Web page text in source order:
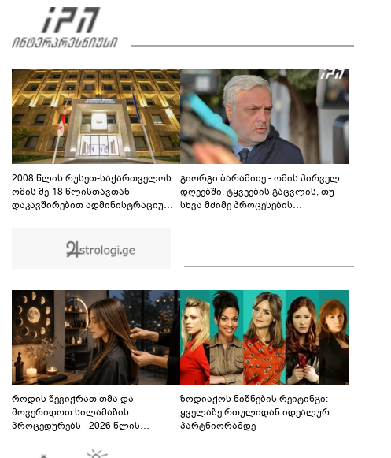
სანთლები დაანთეს და გმირების ხსოვნას
"იპოვონ ერთი გოგონა, ვისაც გიგა
სექსუალურად ავიწროებდა - თუ გამოჩნდება 10
000 ლარს ოფიციალურად, სახალხოდ
გადავცემ" - ეკა კუპატაძე განცხადებას
ავრცელებს
05:52
რა ისმინს სახლში დაყენებული მომსასმენი
მოწყობილობის ჩანაწერში, სადაც ნია იმნაძე
მამას ესაუბრება?
2008 წლის რუსეთ-საქართველოს
ომის მე-18 წლისთავთან
დაკავშირებით ადმინისტრაციულ
გიორგი ბარამიძე - ომის პირველ
დღეებში, ტყვეების გაცვლის, თუ
სხვა მძიმე პროცესების
ვიცი
როდის შევიჭრათ თმა და
მოვერიდოთ სილამაზის
პროცედურებს - 2026 წლის
გზამკვლევი
ზოდიაქოს ნიშნების რეიტინგი:
ყველაზე რთულიდან იდეალურ
პარტნიორამდე